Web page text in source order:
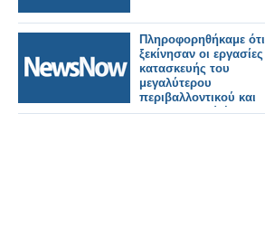
Πληροφορηθήκαμε ότι
ξεκίνησαν οι εργασίες
κατασκευής του
μεγαλύτερου
περιβαλλοντικού και
αναπτυξιακού έργου